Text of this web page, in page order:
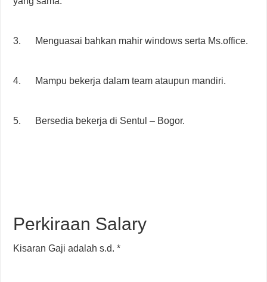
3. Menguasai bahkan mahir windows serta Ms.office.
4. Mampu bekerja dalam team ataupun mandiri.
5. Bersedia bekerja di Sentul – Bogor.
Perkiraan Salary
Kisaran Gaji adalah s.d. *